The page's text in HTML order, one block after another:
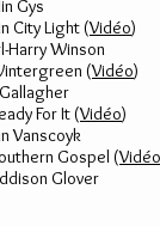
Gys
City Light (Vidéo)
Harry Winson
(Vidéo)
For It (Vidéo)
Vanscoyk
Gospel (Vidéo
Glover